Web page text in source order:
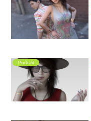
Portrait